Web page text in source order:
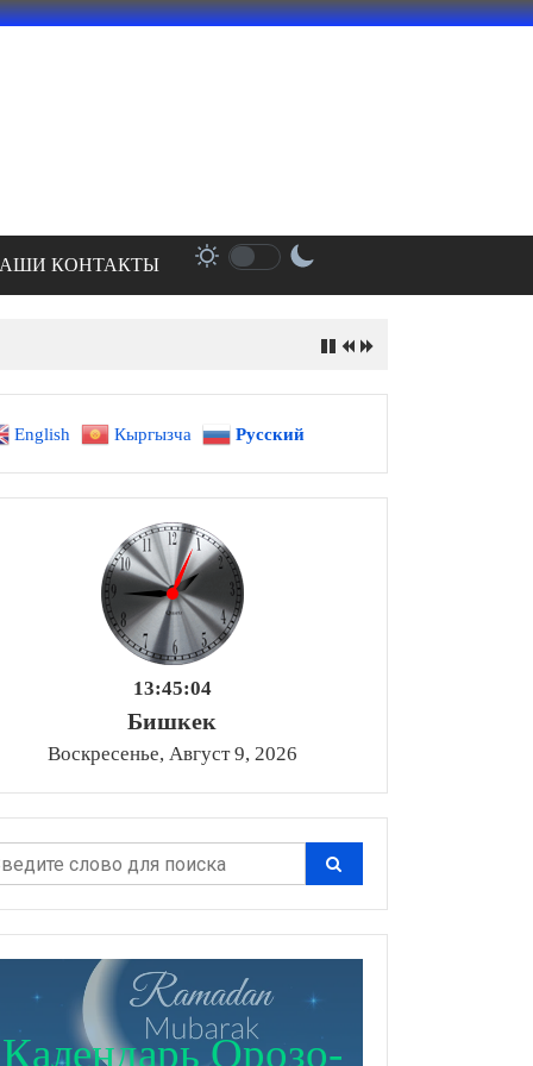
КОНТАКТЫ
English Кыргызча Русский
13:45:05
Бишкек
Воскресенье, Август 9, 2026
Календарь Орозо-